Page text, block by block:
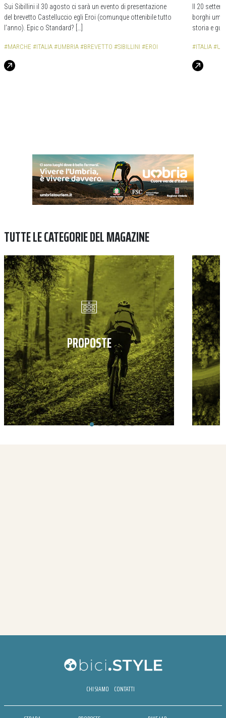
Sui Sibillini il 30 agosto ci sarà un evento di presentazione
del brevetto Castelluccio egli Eroi (comunque ottenibile tutto
l’anno). Epic o Standard? […]
#MARCHE #ITALIA #UMBRIA #BREVETTO #SIBILLINI #EROI
Il 20
borghi
storia e
#ITALIA
TUTTE LE CATEGORIE DEL MAGAZINE
PROPOSTE
CHI SIAMO CONTATTI